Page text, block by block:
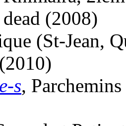
(2008)
(St-Jean,
(2010)
s,